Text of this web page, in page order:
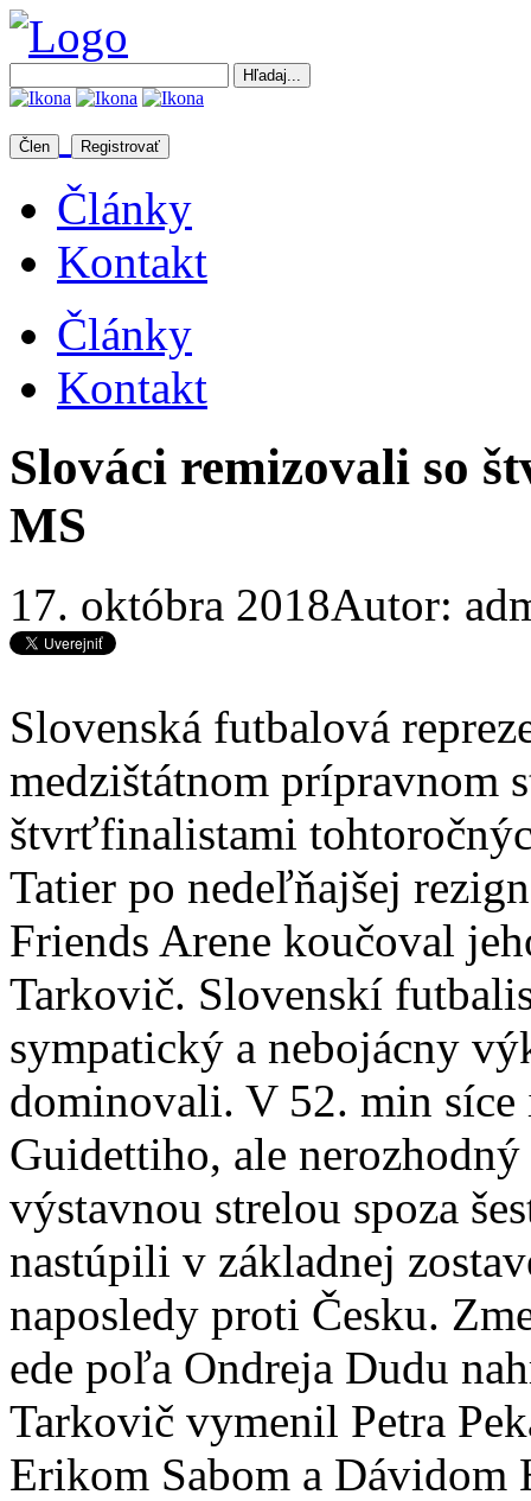
Člen Registrovať
Články
Kontakt
Články
Kontakt
Slováci remizovali so
MS
17. októbra 2018Autor:
Slovenská futbalová
medzištátnom prípravnom
štvrťfinalistami
Tatier po nedeľňajšej
Friends Arene koučoval
Tarkovič. Slovenskí
sympatický a nebojácny
dominovali. V 52. min síce
Guidettiho, ale
výstavnou strelou spoza
nastúpili v základnej
naposledy proti Česku.
ede poľa Ondreja Dudu
Tarkovič vymenil Petra
Erikom Sabom a Dávidom